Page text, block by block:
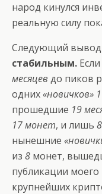
народ кинулся
реальную силу
Следующий вывод
стабильным.
месяцев до пиков
одних«новичков»
прошедшие 19
17 монет, и лишь 8
нынешние
из 8 монет,
публикации
крупнейших